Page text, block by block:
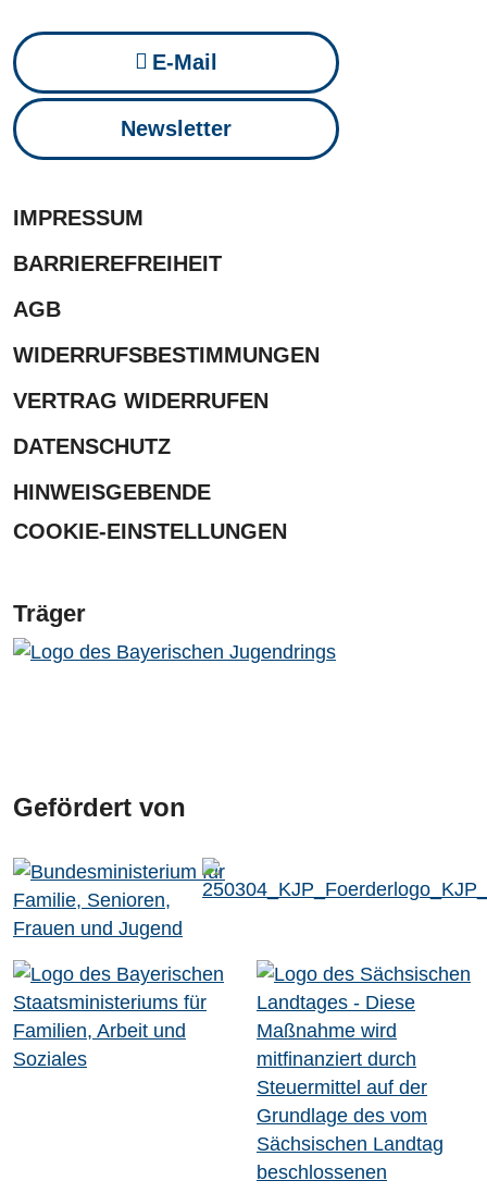
E-Mail
Newsletter
IMPRESSUM
BARRIEREFREIHEIT
AGB
WIDERRUFSBESTIMMUNGEN
VERTRAG WIDERRUFEN
DATENSCHUTZ
HINWEISGEBENDE
COOKIE-EINSTELLUNGEN
Träger
Gefördert von